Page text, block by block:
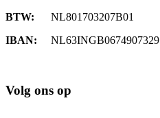
BTW: NL801703207B01
IBAN: NL63INGB0674907329
Volg ons op